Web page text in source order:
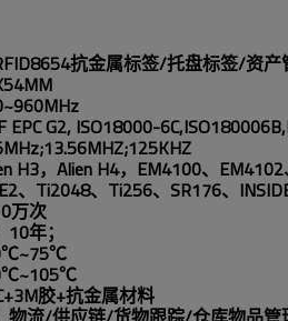
抗金属标签/托盘标签/资产
EPC G2, ISO18000-
H3， Alien H4，EM4100、
、Ti2048、Ti256、SR176、
万次
年；
胶+抗金属材料